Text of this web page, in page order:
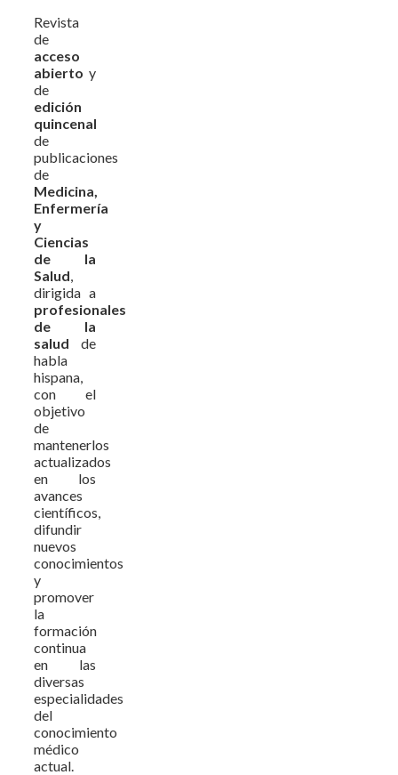
Revista
de
acceso
abierto y
de
edición
quincenal
de
publicaciones
de
Medicina,
Enfermería
y
Ciencias
de la
Salud,
dirigida a
profesionales
de la
salud de
habla
hispana,
con el
objetivo
de
mantenerlos
actualizados
en los
avances
científicos,
difundir
nuevos
conocimientos
y
promover
la
formación
continua
en las
diversas
especialidades
del
conocimiento
médico
actual.